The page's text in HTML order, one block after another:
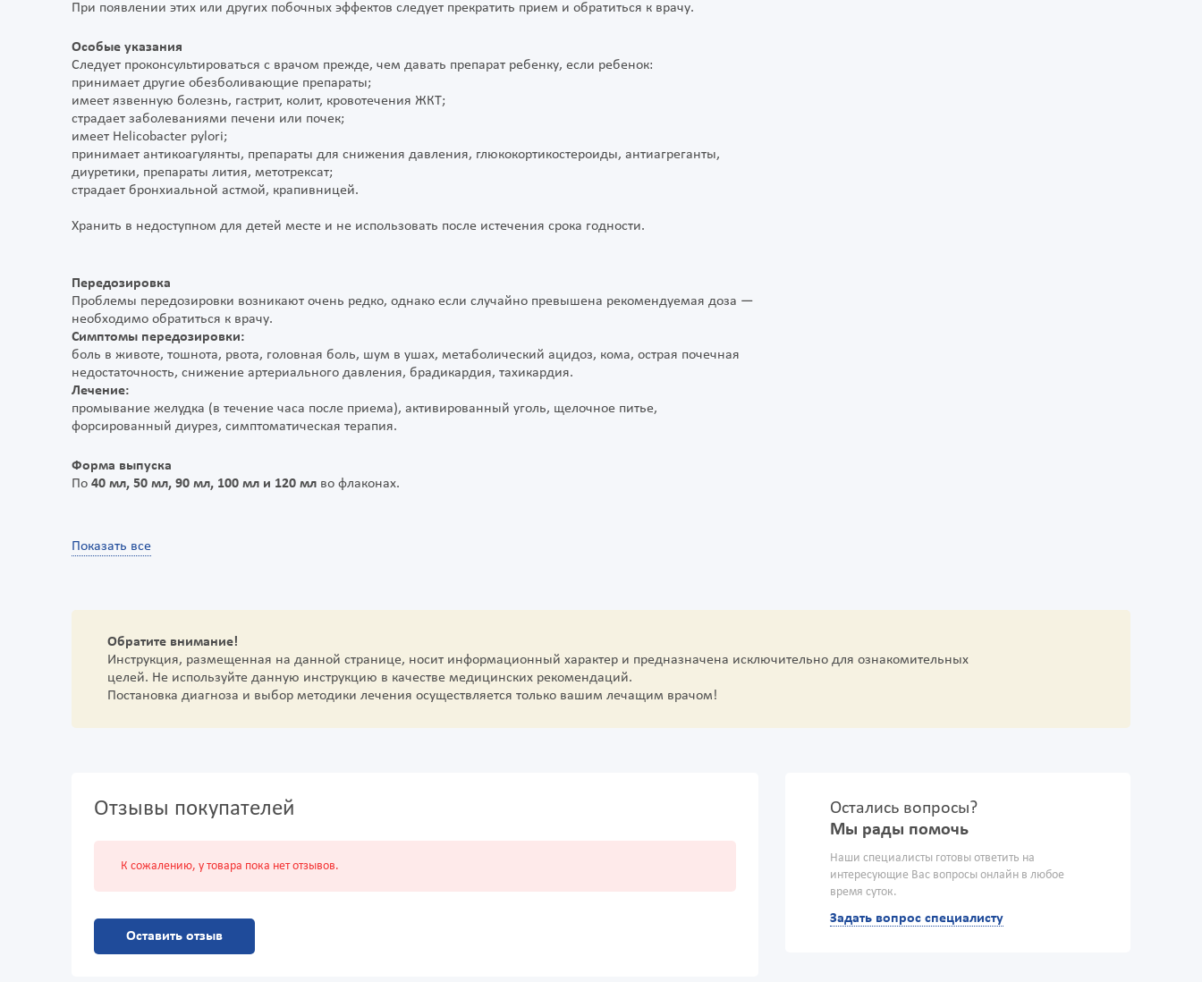
При появлении этих или других побочных эффектов следует прекратить прием и обратиться к врачу.
Особые указания
Следует проконсультироваться с врачом прежде, чем давать препарат ребенку, если ребенок:
принимает другие обезболивающие препараты;
имеет язвенную болезнь, гастрит, колит, кровотечения ЖКТ;
страдает заболеваниями печени или почек;
имеет Helicobacter pylori;
принимает антикоагулянты, препараты для снижения давления, глюкокортикостероиды, антиагреганты,
диуретики, препараты лития, метотрексат;
страдает бронхиальной астмой, крапивницей.
Хранить в недоступном для детей месте и не использовать после истечения срока годности.
Передозировка
Проблемы передозировки возникают очень редко, однако если случайно превышена рекомендуемая доза —
необходимо обратиться к врачу.
Симптомы передозировки:
боль в животе, тошнота, рвота, головная боль, шум в ушах, метаболический ацидоз, кома, острая почечная
недостаточность, снижение артериального давления, брадикардия, тахикардия.
Лечение:
промывание желудка (в течение часа после приема), активированный уголь, щелочное питье,
форсированный диурез, симптоматическая терапия.
Форма выпуска
По 40 мл, 50 мл, 90 мл, 100 мл и 120 мл во флаконах.
Показать все
Обратите внимание!
Инструкция, размещенная на данной странице, носит информационный характер и предназначена исключительно для ознакомительных
целей. Не используйте данную инструкцию в качестве медицинских рекомендаций.
Постановка диагноза и выбор методики лечения осуществляется только вашим лечащим врачом!
Отзывы покупателей
К сожалению, у товара пока нет отзывов.
Оставить отзыв
Остались вопросы?
Мы рады помочь
Наши специалисты готовы ответить на
интересующие Вас вопросы онлайн в любое
время суток.
Задать вопрос специалисту